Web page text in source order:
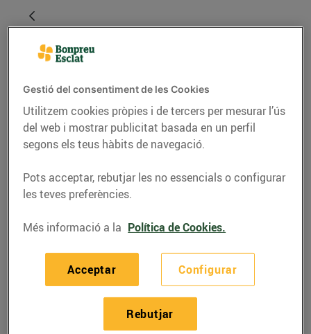
RECEPTES
6 salses per
acompanyar el peix i el
marisc que has de
conèixer
Gestió del consentiment de les Cookies
Utilitzem cookies pròpies i de tercers per mesurar l’ús
del web i mostrar publicitat basada en un perfil
segons els teus hàbits de navegació.
Pots acceptar, rebutjar les no essencials o configurar
les teves preferències.
Més informació a la Política de Cookies.
Configurar
Rebutjar
Acceptar